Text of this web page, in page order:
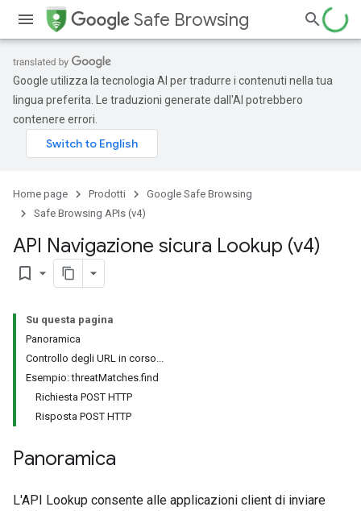
Safe Browsing
Google utilizza la tecnologia AI per tradurre i contenuti nella tua
lingua preferita. Le traduzioni generate dall'AI potrebbero
contenere errori.
Home page Prodotti
Google Safe Browsing
Safe Browsing APIs (v4)
API Navigazione sicura Lookup (v4)
bookmark_border
Su questa pagina
Panoramica
Controllo degli URL in corso...
Esempio: threatMatches.find
Richiesta POST HTTP
Risposta POST HTTP
Panoramica
L'API Lookup consente alle applicazioni client di inviare